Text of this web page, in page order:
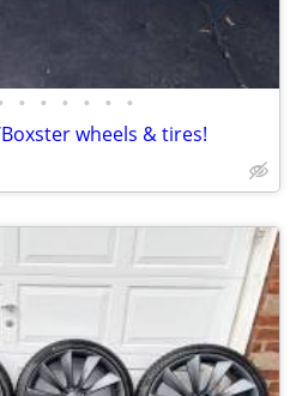
• • • • • •
wheels & tires!